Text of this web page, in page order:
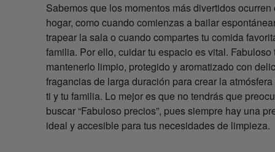
Sabemos que los momentos más divertidos ocurren
hogar, como cuando comienzas a bailar
trapear la sala o cuando compartes tu comida
familia. Por ello, cuidar tu espacio es vital. Fabuloso
mantenerlo limpio, protegido y aromatizado con
fragancias de larga duración para crear la
ti y tu familia. Lo mejor es que no tendrás que
buscar “Fabuloso precios”, pues siempre hay una
ideal y accesible para tus necesidades de limpieza.